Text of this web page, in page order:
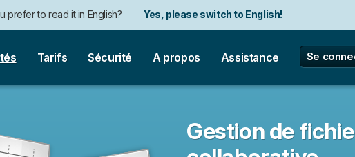
prefer to read it in English? Yes, please switch to English!
Sie lieber auf Deutsch weiterlesen? Ja, bitte zu Deutsch wechseln!
での表示がお好みですか?
lire en français ?
Tarifs Sécurité A propos Assistance Se
Gestion de